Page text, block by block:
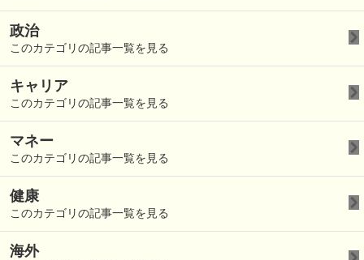
政治
このカテゴリの記事一覧を見る
キャリア
このカテゴリの記事一覧を見る
マネー
このカテゴリの記事一覧を見る
健康
このカテゴリの記事一覧を見る
海外